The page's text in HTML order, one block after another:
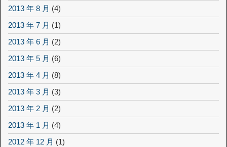
2013 年 8 月 (4)
2013 年 7 月 (1)
2013 年 6 月 (2)
2013 年 5 月 (6)
2013 年 4 月 (8)
2013 年 3 月 (3)
2013 年 2 月 (2)
2013 年 1 月 (4)
2012 年 12 月 (1)